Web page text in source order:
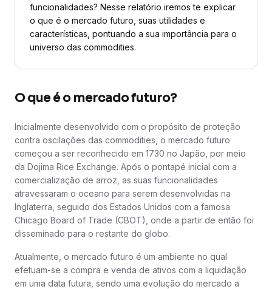
funcionalidades? Nesse relatório iremos te explicar
o que é o mercado futuro, suas utilidades e
características, pontuando a sua importância para o
universo das commodities.
O que é o mercado futuro?
Inicialmente desenvolvido com o propósito de proteção
contra oscilações das commodities, o mercado futuro
começou a ser reconhecido em 1730 no Japão, por meio
da Dojima Rice Exchange. Após o pontapé inicial com a
comercialização de arroz, as suas funcionalidades
atravessaram o oceano para serem desenvolvidas na
Inglaterra, seguido dos Estados Unidos com a famosa
Chicago Board of Trade (CBOT), onde a partir de então foi
disseminado para o restante do globo.
Atualmente, o mercado futuro é um ambiente no qual
efetuam-se a compra e venda de ativos com a liquidação
em uma data futura, sendo uma evolução do mercado a